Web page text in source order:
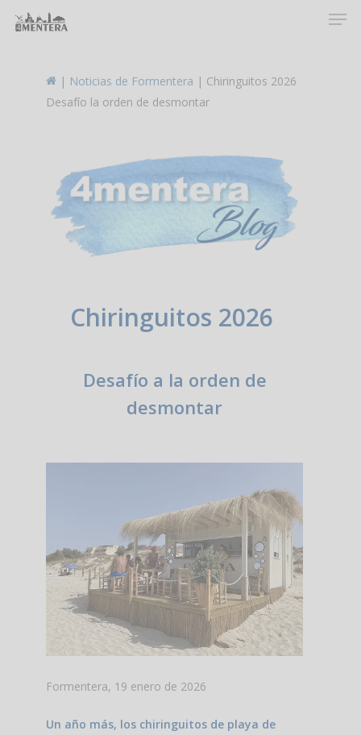
| Noticias de Formentera | Chiringuitos 2026
Desafío la orden de desmontar
Chiringuitos 2026
Desafío a la orden de
desmontar
Formentera, 19 enero de 2026
Un año más, los chiringuitos de playa de